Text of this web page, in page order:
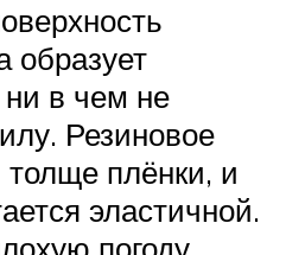
образует
в чем не
Резиновое
плёнки, и
эластичной.